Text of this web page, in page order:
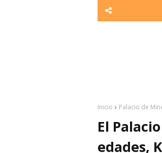
Inicio Palacio de
El
edades,